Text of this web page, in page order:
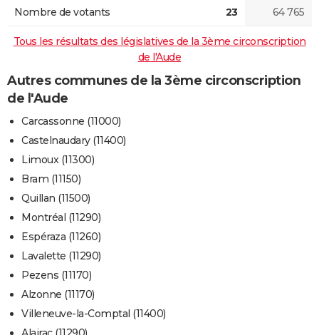
Nombre de votants 23 64 765
Tous les résultats des législatives de la 3ème circonscription
de l'Aude
Autres communes de la 3ème circonscription
de l'Aude
Carcassonne (11000)
Castelnaudary (11400)
Limoux (11300)
Bram (11150)
Quillan (11500)
Montréal (11290)
Espéraza (11260)
Lavalette (11290)
Pezens (11170)
Alzonne (11170)
Villeneuve-la-Comptal (11400)